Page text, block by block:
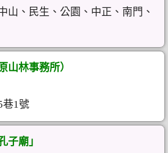
山、民生、公園、中正、南門、
山林事務所）
巷1號
子廟」